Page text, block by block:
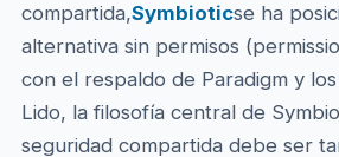
compartida,Symbioticse ha
alternativa sin permisos
con el respaldo de Paradigm y
Lido, la filosofía central de
seguridad compartida debe ser